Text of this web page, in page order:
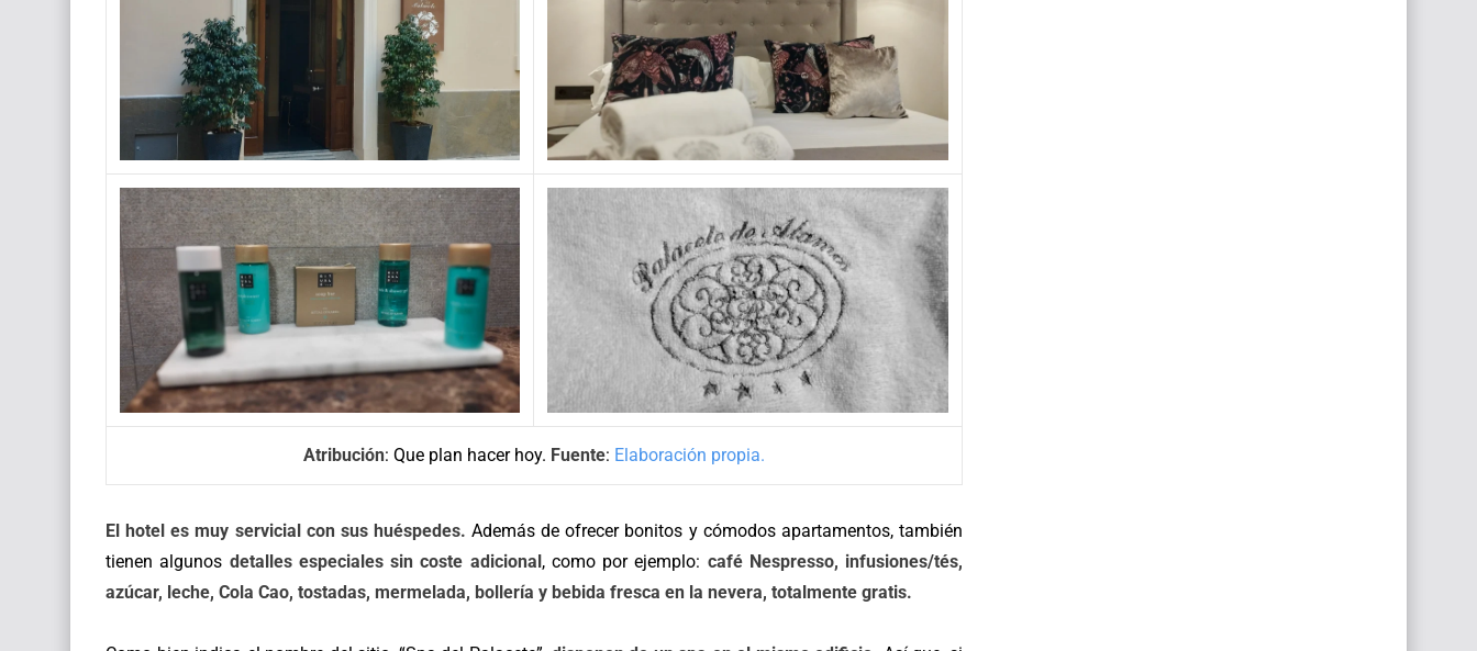
Atribución: Que plan hacer hoy. Fuente: Elaboración propia.
El hotel es muy servicial con sus huéspedes.Además de ofrecer bonitos y cómodos apartamentos, también
tienen algunos detalles especiales sin coste adicional, como por ejemplo: café Nespresso, infusiones/tés,
azúcar, leche, Cola Cao, tostadas, mermelada, bollería y bebida fresca en la nevera, totalmente gratis.